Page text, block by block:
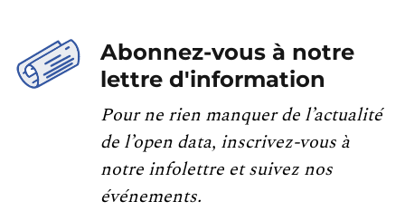
Abonnez-vous à notre
lettre d'information
Pour ne rien manquer de l’actualité
de l’open data, inscrivez-vous à
notre infolettre et suivez nos
événements.